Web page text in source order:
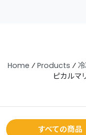
Home ⁄ Products ⁄
ピカルマ
すべての商品